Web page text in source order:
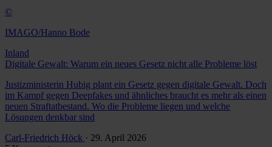
©
IMAGO/Hanno Bode
Inland
Digitale Gewalt: Warum ein neues Gesetz nicht alle Probleme löst
Justizministerin Hubig plant ein Gesetz gegen digitale Gewalt. Doch
im Kampf gegen Deepfakes und ähnliches braucht es mehr als einen
neuen Straftatbestand. Wo die Probleme liegen und welche
Lösungen denkbar sind
Carl-Friedrich Höck · 29. April 2026